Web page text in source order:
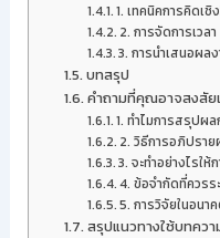
1. เทคนิคการคิดเชิ
2. การจัดการเวลา
3. การนำเสนอผล
บทสรุป
คำถามที่คุณอาจสงสัย
1. ทำไมการสรุปผ
2. วิธีการอภิปรา
3. จะทำอย่างไรใ
4. ข้อจำกัดที่ควรร
5. การวิจัยในอนา
สรุปแนวทางใช้บทคว